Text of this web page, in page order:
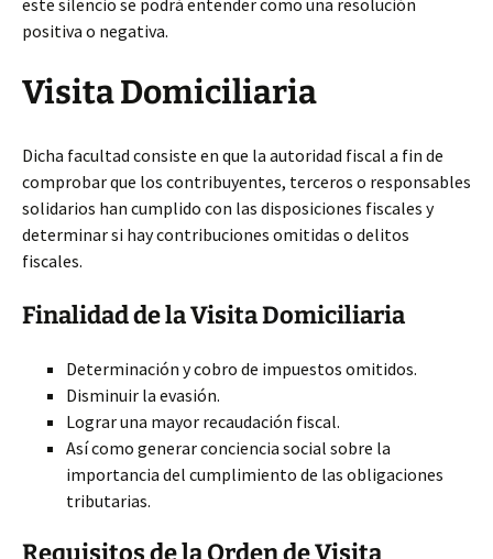
este silencio se podrá entender como una resolución
positiva o negativa.
Visita Domiciliaria
Dicha facultad consiste en que la autoridad fiscal a fin de
comprobar que los contribuyentes, terceros o responsables
solidarios han cumplido con las disposiciones fiscales y
determinar si hay contribuciones omitidas o delitos
fiscales.
Finalidad de la Visita Domiciliaria
Determinación y cobro de impuestos omitidos.
Disminuir la evasión.
Lograr una mayor recaudación fiscal.
Así como generar conciencia social sobre la
importancia del cumplimiento de las obligaciones
tributarias.
Requisitos de la Orden de Visita